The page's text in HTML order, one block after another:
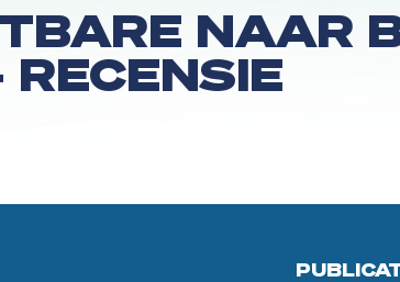
NAAR
RECENSIE